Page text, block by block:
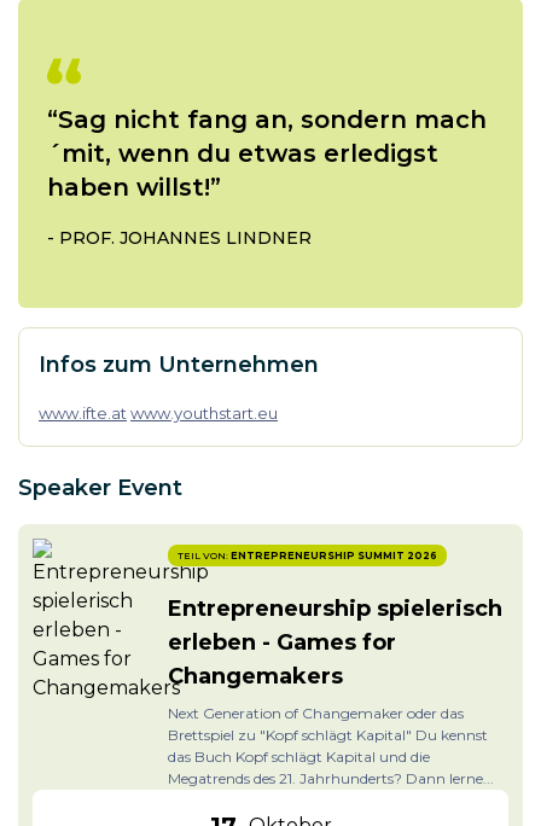
“Sag nicht fang an, sondern mach
´mit, wenn du etwas erledigst
haben willst!”
- PROF. JOHANNES LINDNER
Infos zum Unternehmen
www.ifte.at www.youthstart.eu
Speaker Event
TEIL VON: ENTREPRENEURSHIP SUMMIT 2026
Entrepreneurship spielerisch
erleben - Games for
Changemakers
Next Generation of Changemaker oder das
Brettspiel zu "Kopf schlägt Kapital" Du kennst
das Buch Kopf schlägt Kapital und die
Megatrends des 21. Jahrhunderts? Dann lerne...